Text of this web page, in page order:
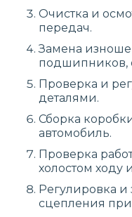
Очистка и
передач.
Замена
подшипников,
Проверка и
деталями.
Сборка
автомобиль.
Проверка
холостом ходу
Регулировка и
сцепления